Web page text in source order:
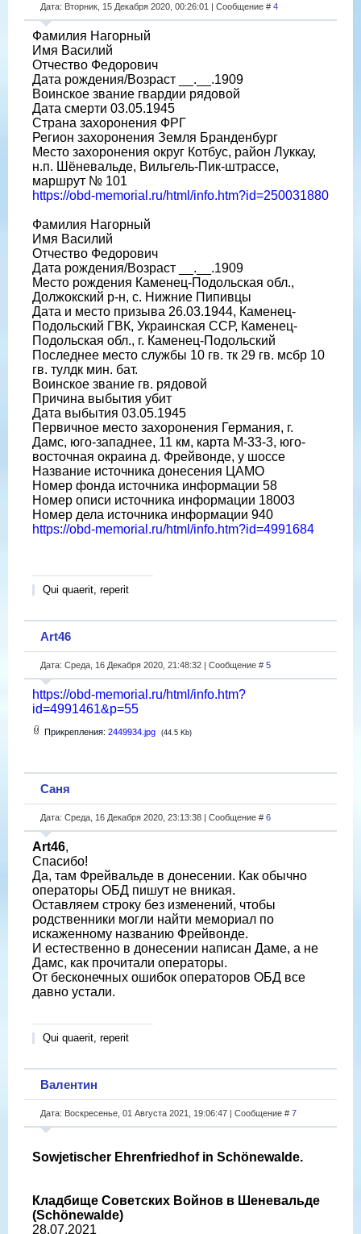
Дата: Вторник, 15 Декабря 2020, 00:26:01 | Сообщение # 4
Фамилия Нагорный
Имя Василий
Отчество Федорович
Дата рождения/Возраст __.__.1909
Воинское звание гвардии рядовой
Дата смерти 03.05.1945
Страна захоронения ФРГ
Регион захоронения Земля Бранденбург
Место захоронения округ Котбус, район Луккау,
н.п. Шёневальде, Вильгель-Пик-штрассе,
маршрут № 101
https://obd-memorial.ru/html/info.htm?id=250031880
Фамилия Нагорный
Имя Василий
Отчество Федорович
Дата рождения/Возраст __.__.1909
Место рождения Каменец-Подольская обл.,
Должокский р-н, с. Нижние Пипивцы
Дата и место призыва 26.03.1944, Каменец-
Подольский ГВК, Украинская ССР, Каменец-
Подольская обл., г. Каменец-Подольский
Последнее место службы 10 гв. тк 29 гв. мсбр 10
гв. тулдк мин. бат.
Воинское звание гв. рядовой
Причина выбытия убит
Дата выбытия 03.05.1945
Первичное место захоронения Германия, г.
Дамс, юго-западнее, 11 км, карта М-33-3, юго-
восточная окраина д. Фрейвонде, у шоссе
Название источника донесения ЦАМО
Номер фонда источника информации 58
Номер описи источника информации 18003
Номер дела источника информации 940
https://obd-memorial.ru/html/info.htm?id=4991684
Qui quaerit, reperit
Art46
Дата: Среда, 16 Декабря 2020, 21:48:32 | Сообщение # 5
https://obd-memorial.ru/html/info.htm?
id=4991461&p=55
Прикрепления: 2449934.jpg (44.5 Kb)
Саня
Дата: Среда, 16 Декабря 2020, 23:13:38 | Сообщение # 6
Art46,
Спасибо!
Да, там Фрейвальде в донесении. Как обычно
операторы ОБД пишут не вникая.
Оставляем строку без изменений, чтобы
родственники могли найти мемориал по
искаженному названию Фрейвонде.
И естественно в донесении написан Даме, а не
Дамс, как прочитали операторы.
От бесконечных ошибок операторов ОБД все
давно устали.
Qui quaerit, reperit
Валентин
Дата: Воскресенье, 01 Августа 2021, 19:06:47 | Сообщение # 7
Sowjetischer Ehrenfriedhof in Schönewalde.
Кладбище Советских Войнов в Шеневальде
(Schönewalde)
28.07.2021